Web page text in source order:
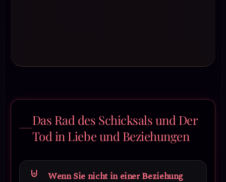
Das Rad des Schicksals und Der
Tod in Liebe und Beziehungen
Wenn Sie nicht in einer Beziehung